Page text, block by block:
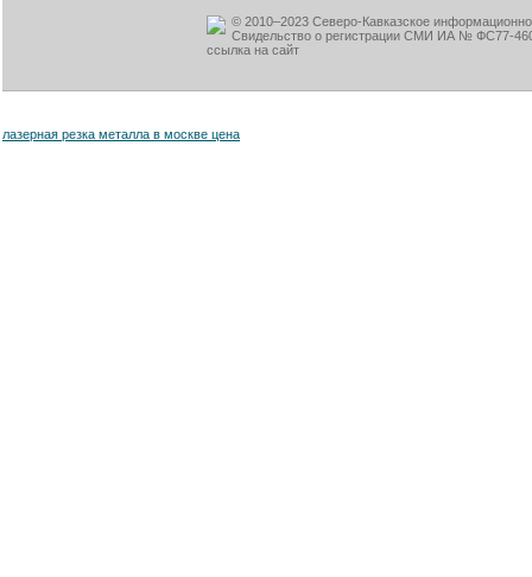
© 2010–2023 Северо-Кавказское
Свидельство о регистрации СМИ ИА № ФС77-
ссылка на сайт
лазерная резка металла в москве цена